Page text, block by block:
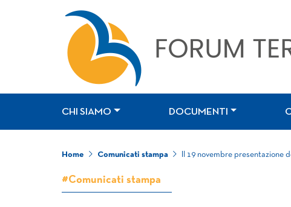
CHI SIAMO DOCUMENTI
Home Comunicati stampa Il 19 novembre presentazione
#Comunicati stampa